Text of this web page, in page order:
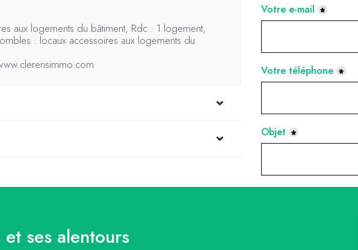
aux logements du bâtiment, Rdc : 1 logement,
: locaux accessoires aux logements du
ses alentours